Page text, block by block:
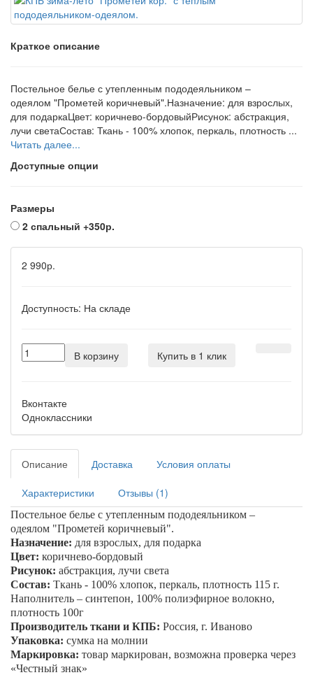
Краткое описание
Постельное белье с утепленным пододеяльником –
одеялом "Прометей коричневый".Назначение: для взрослых,
для подаркаЦвет: коричнево-бордовыйРисунок: абстракция,
лучи светаСостав: Ткань - 100% хлопок, перкаль, плотность ...
Читать далее...
Доступные опции
Размеры
2 спальный +350р.
2 990р.
Доступность: На складе
В корзину Купить в 1 клик
Вконтакте
Одноклассники
Описание Доставка Условия оплаты
Характеристики Отзывы (1)
Постельное белье с утепленным пододеяльником –
одеялом "Прометей коричневый".
Назначение: для взрослых, для подарка
Цвет: коричнево-бордовый
Рисунок: абстракция, лучи света
Состав: Ткань - 100% хлопок, перкаль, плотность 115 г.
Наполнитель – синтепон, 100% полиэфирное волокно,
плотность 100г
Производитель ткани и КПБ: Россия, г. Иваново
Упаковка: сумка на молнии
Маркировка: товар маркирован, возможна проверка через
«Честный знак»